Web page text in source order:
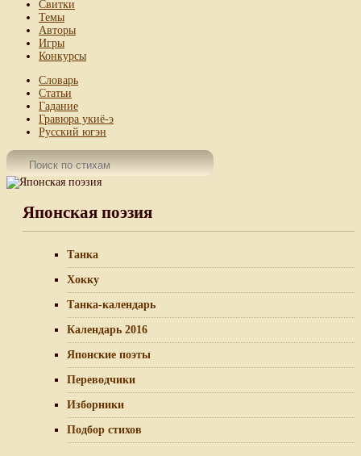
Свитки
Темы
Авторы
Игры
Конкурсы
Словарь
Статьи
Гадание
Гравюра укиё-э
Русский югэн
Японская поэзия
Танка
Хокку
Танка-календарь
Календарь 2016
Японские поэты
Переводчики
Изборники
Подбор стихов